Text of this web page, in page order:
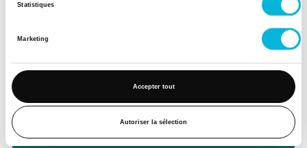
Statistiques
Marketing
Accepter tout
Autoriser la sélection
Après-midi
Vendredi
Matin